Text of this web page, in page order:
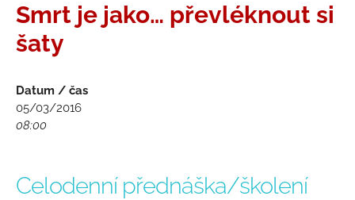
Smrt je jako… převléknout si
šaty
Datum / čas
05/03/2016
08:00
Celodenní přednáška/školení